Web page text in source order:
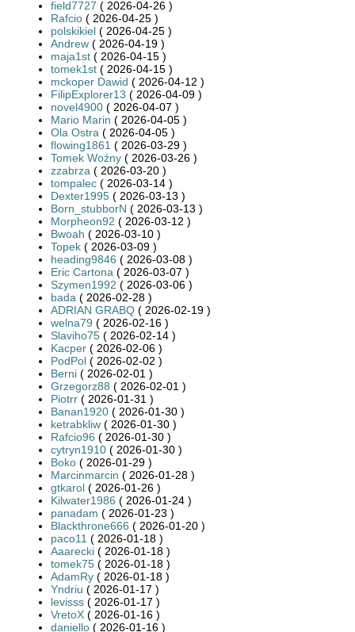
field7727 ( 2026-04-26 )
Rafcio ( 2026-04-25 )
polskikiel ( 2026-04-25 )
Andrew ( 2026-04-19 )
maja1st ( 2026-04-15 )
tomek1st ( 2026-04-15 )
mckoper Dawid ( 2026-04-12 )
FilipExplorer13 ( 2026-04-09 )
novel4900 ( 2026-04-07 )
Mario Marin ( 2026-04-05 )
Ola Ostra ( 2026-04-05 )
flowing1861 ( 2026-03-29 )
Tomek Woźny ( 2026-03-26 )
zzabrza ( 2026-03-20 )
tompalec ( 2026-03-14 )
Dexter1995 ( 2026-03-13 )
Born_stubborN ( 2026-03-13 )
Morpheon92 ( 2026-03-12 )
Bwoah ( 2026-03-10 )
Topek ( 2026-03-09 )
heading9846 ( 2026-03-08 )
Eric Cartona ( 2026-03-07 )
Szymen1992 ( 2026-03-06 )
bada ( 2026-02-28 )
ADRIAN GRABQ ( 2026-02-19 )
welna79 ( 2026-02-16 )
Slaviho75 ( 2026-02-14 )
Kacper ( 2026-02-06 )
PodPol ( 2026-02-02 )
Berni ( 2026-02-01 )
Grzegorz88 ( 2026-02-01 )
Piotrr ( 2026-01-31 )
Banan1920 ( 2026-01-30 )
ketrabkliw ( 2026-01-30 )
Rafcio96 ( 2026-01-30 )
cytryn1910 ( 2026-01-30 )
Boko ( 2026-01-29 )
Marcinmarcin ( 2026-01-28 )
gtkarol ( 2026-01-26 )
Kilwater1986 ( 2026-01-24 )
panadam ( 2026-01-23 )
Blackthrone666 ( 2026-01-20 )
paco11 ( 2026-01-18 )
Aaarecki ( 2026-01-18 )
tomek75 ( 2026-01-18 )
AdamRy ( 2026-01-18 )
Yndriu ( 2026-01-17 )
levisss ( 2026-01-17 )
VretoX ( 2026-01-16 )
daniello ( 2026-01-16 )